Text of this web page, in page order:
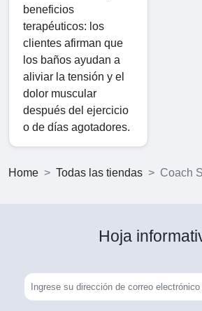
beneficios
terapéuticos: los
clientes afirman que
los baños ayudan a
aliviar la tensión y el
dolor muscular
después del ejercicio
o de días agotadores.
Home Todas las tiendas Coach
Hoja